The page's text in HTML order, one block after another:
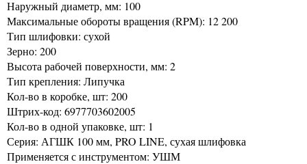
Наружный диаметр, мм: 100
Максимальные обороты вращения (RPM): 12 200
Тип шлифовки: сухой
Зерно: 200
Высота рабочей поверхности, мм: 2
Тип крепления: Липучка
Кол-во в коробке, шт: 200
Штрих-код: 6977703602005
Кол-во в одной упаковке, шт: 1
Серия: АГШК 100 мм, PRO LINE, сухая шлифовка
Применяется с инструментом: УШМ